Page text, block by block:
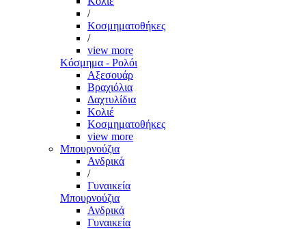
/
Κοσμηματοθήκες
/
view more
Κόσμημα - Ρολόι
Αξεσουάρ
Βραχιόλια
Δαχτυλίδια
Κολιέ
Κοσμηματοθήκες
view more
Μπουρνούζια
Ανδρικά
/
Γυναικεία
Μπουρνούζια
Ανδρικά
Γυναικεία